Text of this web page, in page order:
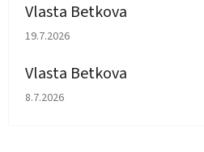
Vlasta Betkova
Hodnotenie obchodu je 5 z 5
19.7.2026
Vlasta Betkova
Hodnotenie obchodu je 4 z 5
8.7.2026